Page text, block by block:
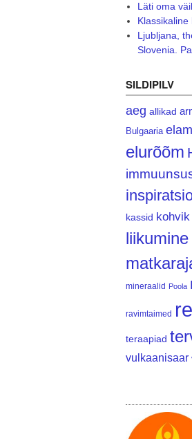
Läti oma
Ljubljana,
Slovenia.
SILDIPILV
aeg allikad
Bulgaaria
elurõõm
kassid kohvik
liikumine
mineraalid Poola
ravimtaimed
teraapiad
vulkaanisaar